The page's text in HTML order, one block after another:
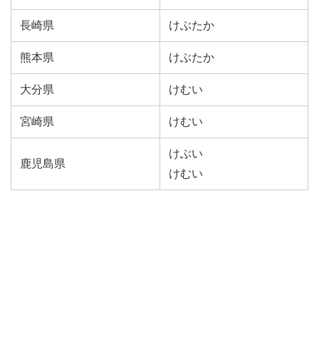
長崎県 けぶたか
熊本県 けぶたか
大分県 けむい
宮崎県 けむい
鹿児島県
けぶい
けむい